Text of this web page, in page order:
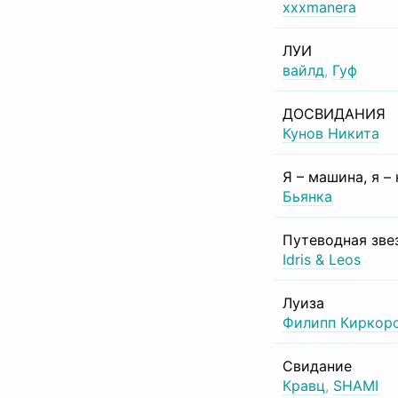
xxxmanera
ЛУИ
вайлд, Гуф
ДОСВИДАНИЯ
Кунов Никита
Я – машина, я –
Бьянка
Путеводная
Idris & Leos
Луиза
Филипп
Свидание
Кравц, SHAMI